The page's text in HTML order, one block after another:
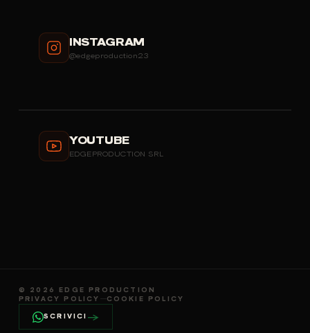
INSTAGRAM
@edgeproduction23
YOUTUBE
EDGEPRODUCTION SRL
© 2026
EDGE PRODUCTION
PRIVACY POLICY —COOKIE POLICY
SCRIVICI →